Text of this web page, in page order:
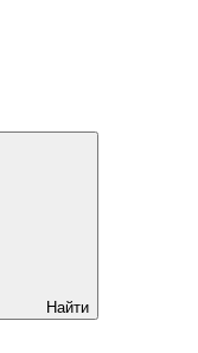
Найти